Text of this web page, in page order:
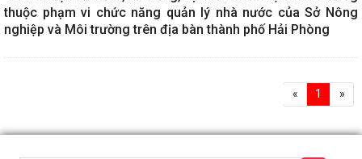
thuộc phạm vi chức năng quản lý nhà nước của Sở Nông
nghiệp và Môi trường trên địa bàn thành phố Hải Phòng
« 1 »